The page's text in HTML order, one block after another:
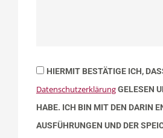
HIERMIT BESTÄTIGE ICH,
DatenschutzerklärungGELESEN
HABE. ICH BIN MIT DEN DARIN
AUSFÜHRUNGEN UND DER